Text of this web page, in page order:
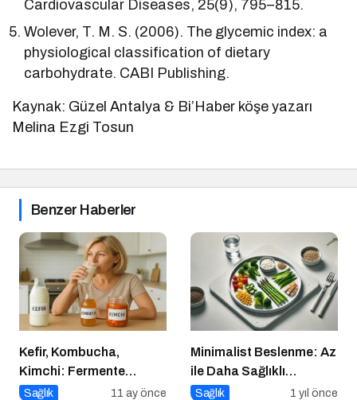
Cardiovascular Diseases, 25(9), 795–815.
Wolever, T. M. S. (2006). The glycemic index: a
physiological classification of dietary
carbohydrate. CABI Publishing.
Kaynak: Güzel Antalya & Bi’Haber köşe yazarı
Melina Ezgi Tosun
Benzer Haberler
Kefir, Kombucha,
Kimchi: Fermente
Gıdalar Sağlıkta Yeni
Sağlık 11 ay önce
Minimalist Beslenme: Az
ile Daha Sağlıklı
Yaşamak
Sağlık 1 yıl önce